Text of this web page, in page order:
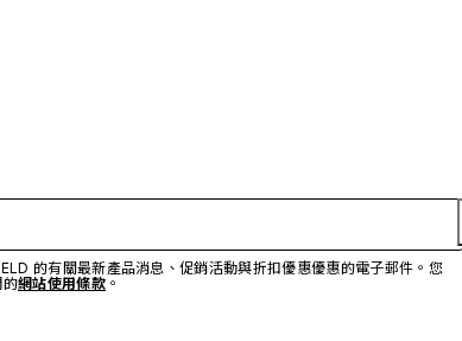
的有關最新產品消息、促銷活動與折扣優惠優惠的電子郵件。您
的網站使用條款。